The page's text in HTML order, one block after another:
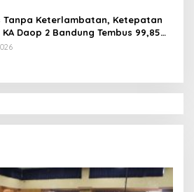
Tanpa Keterlambatan, Ketepatan
Daop 2 Bandung Tembus 99,85